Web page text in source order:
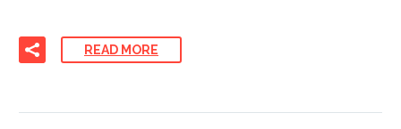
READ MORE